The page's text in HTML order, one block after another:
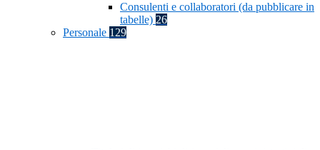
Consulenti e collaboratori (da pubblicare in
tabelle) 26
Personale 129